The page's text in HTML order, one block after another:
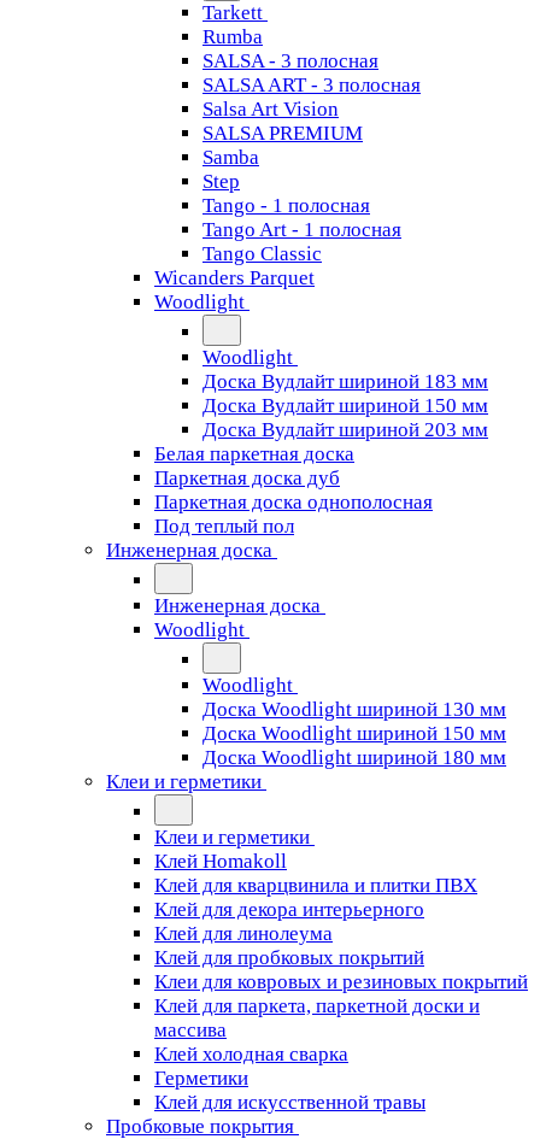
Tarkett
Rumba
SALSA - 3 полосная
SALSA ART - 3 полосная
Salsa Art Vision
SALSA PREMIUM
Samba
Step
Tango - 1 полосная
Tango Art - 1 полосная
Tango Classiс
Wicanders Parquet
Woodlight
Woodlight
Доска Вудлайт шириной 183 мм
Доска Вудлайт шириной 150 мм
Доска Вудлайт шириной 203 мм
Белая паркетная доска
Паркетная доска дуб
Паркетная доска однополосная
Под теплый пол
Инженерная доска
Инженерная доска
Woodlight
Woodlight
Доска Woodlight шириной 130 мм
Доска Woodlight шириной 150 мм
Доска Woodlight шириной 180 мм
Клеи и герметики
Клеи и герметики
Клей Homakoll
Клей для кварцвинила и плитки ПВХ
Клей для декора интерьерного
Клей для линолеума
Клей для пробковых покрытий
Клеи для ковровых и резиновых покрытий
Клей для паркета, паркетной доски и
массива
Клей холодная сварка
Герметики
Клей для искусственной травы
Пробковые покрытия